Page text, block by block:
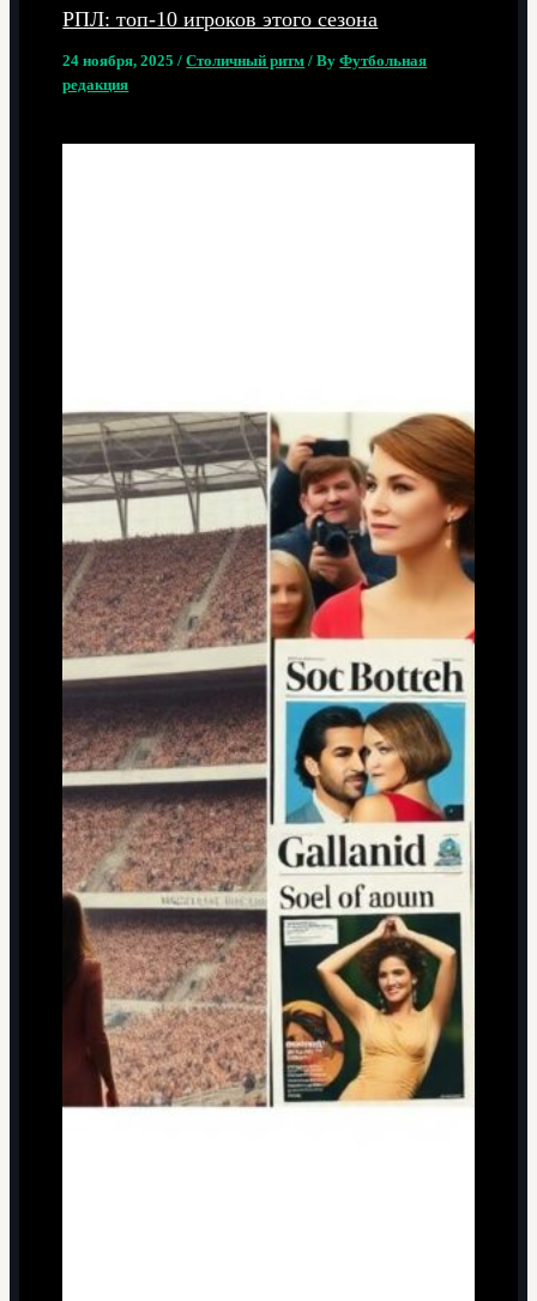
РПЛ: топ-10 игроков этого сезона
24 ноября, 2025/Столичный ритм / ByФутбольная
редакция